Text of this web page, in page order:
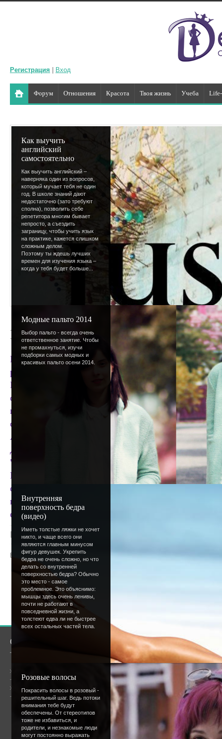
Регистрация Вход
Форум Отношения Красота Твоя жизнь Учеба
Как выучить
английский
самостоятельно
Как выучить английский –
наверняка один из вопросов,
который мучает тебя не один
год. В школе знаний дают
недостаточно (зато требуют
сполна), позволить себе
репетитора многим бывает
непросто, а съездить
заграницу, чтобы учить язык
на практике, кажется слишком
сложным делом.
Поэтому ты ждешь лучших
времен для изучения языка –
когда у тебя будет больше...
Модные пальто 2014
Выбор пальто - всегда очень
ответственное занятие. Чтобы
не промахнуться, изучи
подборки самых модных и
красивых пальто осени 2014.
Внутренняя
поверхность бедра
(видео)
Иметь толстые ляжки не хочет
никто, и чаще всего они
являются главным минусом
фигур девушек. Укрепить
бедра не очень сложно, но что
делать со внутренней
поверхностью бедра? Обычно
это место - самое
проблемное. Это объяснимо:
мышцы здесь очень ленивы,
почти не работают в
повседневной жизни, а
толстеют едва ли не быстрее
всех остальных частей тела.
Розовые волосы
Покрасить волосы в розовый -
решительный шаг. Ведь потоки
внимания тебе будут
обеспечены. От стереотипов
тоже не избавиться, и
родители, и незнакомые люди
могут постоянно выражать
Вопросы к посетителям
Кажется, вы уже привыкли, что обновлений
расстроитесь, когда узнаете, что нет их и
Все дело в том, что все силы идут на создание
статей и конкурсов. Но как только с дизайном
искупим вину - материалов накопилось много,
скрывают.;)
А к вам несколько вопросов.
Ответить
Для лиц честных и чем-то возмущенных - тема
"Фи" о работе и устройстве форума можете
И - несколько слов о великом и ужасном
от нас, а от хостинга. Провисит она день (хотя
вам она сильно-сильно мешает - ждем
ее скрытие.
Просмотров: 1356 |
Всего комментариев:0
Добавлять комментарии могут
О сайте
Форум
Сообщество
Онлайн всего:
1
Пользователей:0